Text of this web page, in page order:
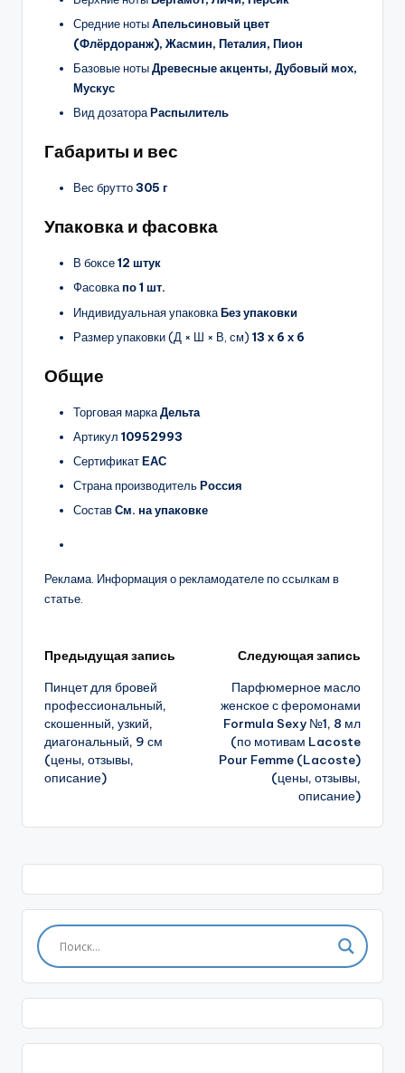
Средние нотыАпельсиновый цвет
(Флёрдоранж), Жасмин, Петалия, Пион
Базовые нотыДревесные акценты, Дубовый мох,
Мускус
Вид дозатораРаспылитель
Габариты и вес
Вес брутто305 г
Упаковка и фасовка
В боксе12 штук
Фасовкапо 1 шт.
Индивидуальная упаковкаБез упаковки
Размер упаковки (Д × Ш × В, см) 13 х 6 х 6
Общие
Торговая маркаДельта
Артикул 10952993
СертификатЕАС
Страна производительРоссия
СоставСм. на упаковке
Реклама. Информация о рекламодателе по ссылкам в
статье.
Навигация
записи
Предыдущая запись
Пинцет для бровей
профессиональный,
скошенный, узкий,
диагональный, 9 см
(цены, отзывы,
описание)
Следующая запись
Парфюмерное масло
женское с феромонами
Formula Sexy №1, 8 мл
(по мотивам Lacoste
Pour Femme (Lacoste)
(цены, отзывы,
описание)